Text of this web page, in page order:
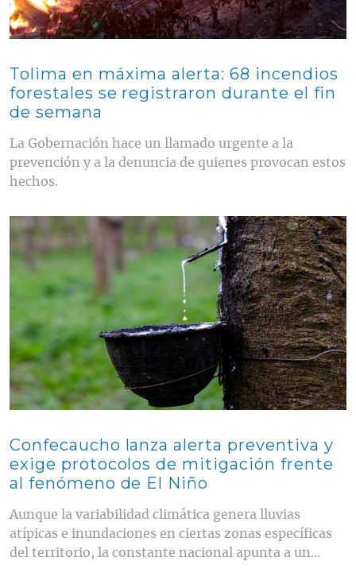
Tolima en máxima alerta: 68 incendios
forestales se registraron durante el fin
de semana
La Gobernación hace un llamado urgente a la
prevención y a la denuncia de quienes provocan estos
hechos.
Contenido multimedia principal
Confecaucho lanza alerta preventiva y
exige protocolos de mitigación frente
al fenómeno de El Niño
Aunque la variabilidad climática genera lluvias
atípicas e inundaciones en ciertas zonas específicas
del territorio, la constante nacional apunta a un...